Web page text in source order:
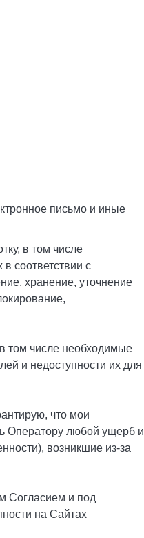
письмо и иные
в том числе
соответствии с
хранение, уточнение
том числе необходимые
и недоступности их для
что мои
Оператору любой ущерб и
возникшие из-за
Согласием и под
на Сайтах